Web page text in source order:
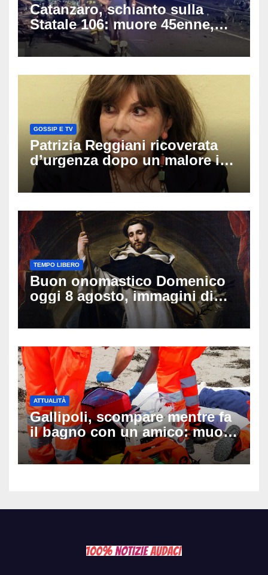
Catanzaro, schianto sulla
Statale 106: muore 45enne,
coinvolti un’auto, un suv e
una moto
GOSSIP E TV
Patrizia Reggiani ricoverata
d’urgenza dopo un malore in
vacanza: come sta oggi l’ex
Lady Gucci
TEMPO LIBERO
Buon onomastico Domenico
oggi 8 agosto, immagini di
auguri da condividere
ATTUALITÀ
Gallipoli, scompare mentre fa
il bagno con un amico: muore
a 19 anni dopo 45 minuti di
disperati tentativi di